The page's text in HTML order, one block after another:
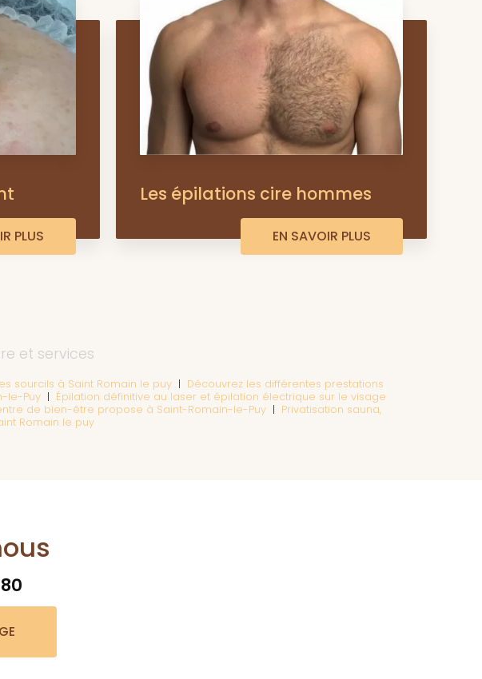
PLUS
Les épilations cire hommes
EN SAVOIR PLUS
et services
sourcils à Saint Romain le puy | Découvrez les différentes prestations
le-Puy| Épilation définitive au laser et épilation électrique sur le visage
de bien-être propose à Saint-Romain-le-Puy | Privatisation sauna,
Romain le puy